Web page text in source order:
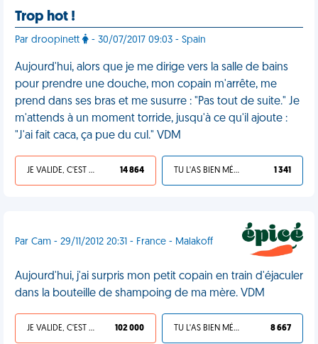
Trop hot !
Par droopinett - 30/07/2017 09:03 - Spain
Aujourd'hui, alors que je me dirige vers la salle de bains
pour prendre une douche, mon copain m'arrête, me
prend dans ses bras et me susurre : "Pas tout de suite." Je
m'attends à un moment torride, jusqu'à ce qu'il ajoute :
"J'ai fait caca, ça pue du cul." VDM
JE VALIDE, C'EST UNE VDM 14 864 TU L'AS BIEN MÉRITÉ 1 341
Par Cam - 29/11/2012 20:31 - France - Malakoff
Aujourd'hui, j'ai surpris mon petit copain en train d'éjaculer
dans la bouteille de shampoing de ma mère. VDM
JE VALIDE, C'EST UNE VDM 102 000 TU L'AS BIEN MÉRITÉ 8 667